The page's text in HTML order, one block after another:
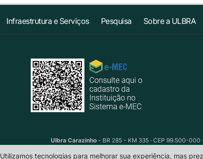
Infraestrutura e Serviços Pesquisa Sobre a ULBRA
Ulbra Carazinho- BR 285 - KM 335 · CEP 99.500-000
Utilizamos tecnologias para melhorar sua experiência, mas